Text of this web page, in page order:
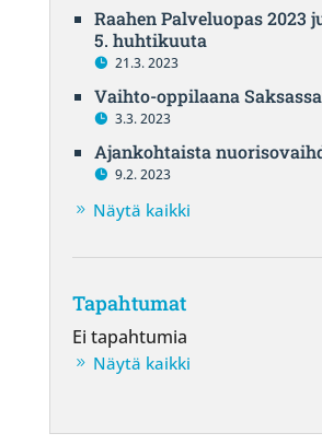
Raahen Palveluopas 2023
5. huhtikuuta
21.3. 2023
Vaihto-oppilaana Saksassa
3.3. 2023
Ajankohtaista
9.2. 2023
Näytä kaikki
Tapahtumat
Ei tapahtumia
Näytä kaikki